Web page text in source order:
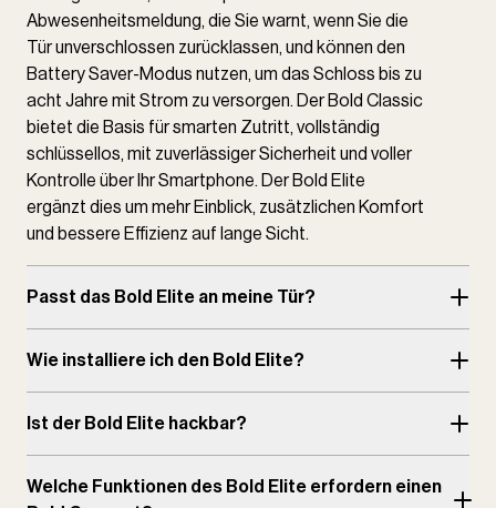
Abwesenheitsmeldung, die Sie warnt, wenn Sie die
Tür unverschlossen zurücklassen, und können den
Battery Saver-Modus nutzen, um das Schloss bis zu
acht Jahre mit Strom zu versorgen. Der Bold Classic
bietet die Basis für smarten Zutritt, vollständig
schlüssellos, mit zuverlässiger Sicherheit und voller
Kontrolle über Ihr Smartphone. Der Bold Elite
ergänzt dies um mehr Einblick, zusätzlichen Komfort
und bessere Effizienz auf lange Sicht.
Passt das Bold Elite an meine Tür?
Wie installiere ich den Bold Elite?
Ist der Bold Elite hackbar?
Welche Funktionen des Bold Elite erfordern einen